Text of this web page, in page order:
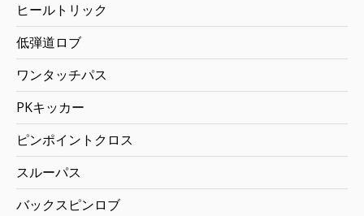
ヒールトリック
低弾道ロブ
ワンタッチパス
PKキッカー
ピンポイントクロス
スルーパス
バックスピンロブ